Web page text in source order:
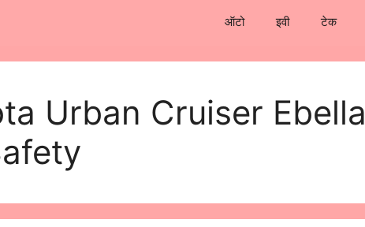
ऑटो इवी टेक
Urban Cruiser Ebella